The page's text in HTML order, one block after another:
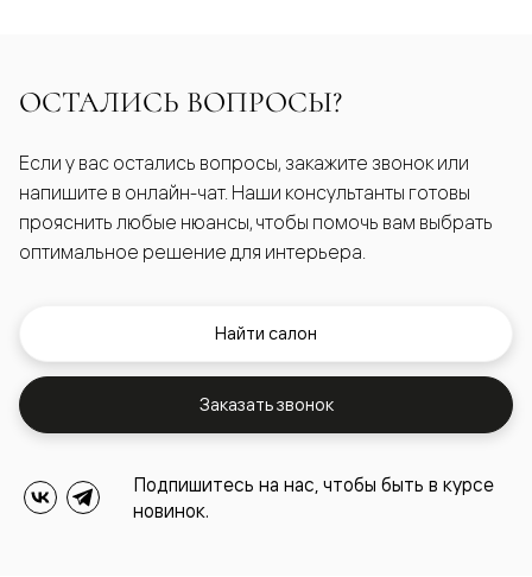
ОСТАЛИСЬ ВОПРОСЫ?
Если у вас остались вопросы, закажите звонок или
напишите в онлайн-чат. Наши консультанты готовы
прояснить любые нюансы, чтобы помочь вам выбрать
оптимальное решение для интерьера.
Найти салон
Заказать звонок
Подпишитесь на нас, чтобы быть в курсе
новинок.